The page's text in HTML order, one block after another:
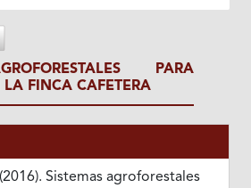
PARA
LA FINCA CAFETERA
Sistemas agroforestales